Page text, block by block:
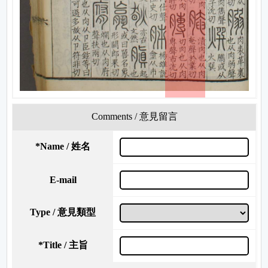
Comments / 意見留言
*Name / 姓名
E-mail
Type / 意見類型
*Title / 主旨